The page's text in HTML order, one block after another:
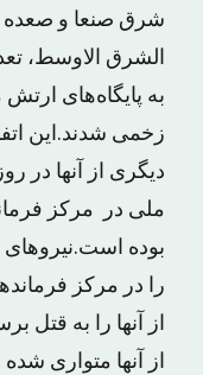
شرق صنعا و
الشرق الاوسط،
به پایگاه‌های
زخمی شدند.این
دیگری از آنها در
ملی در مرکز
بوده است.نیروهای
را در مرکز
از آنها را به قتل
از آنها متواری